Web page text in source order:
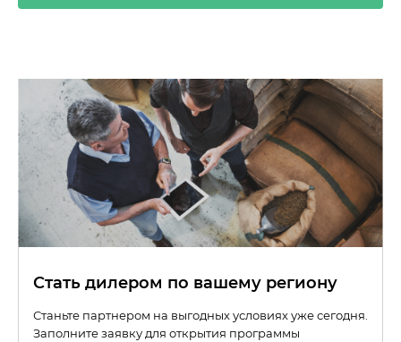
Стать дилером по вашему региону
Станьте партнером на выгодных условиях уже сегодня.
Заполните заявку для открытия программы